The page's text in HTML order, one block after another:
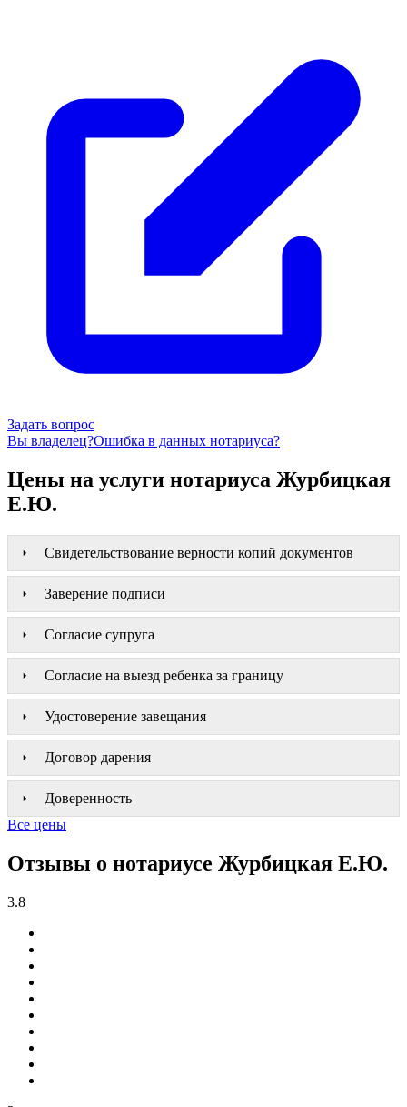
Задать вопрос
Вы владелец?Ошибка в данных нотариуса?
Цены на услуги нотариуса Журбицкая
Е.Ю.
Свидетельствование верности копий документов
Заверение подписи
Согласие супруга
Согласие на выезд ребенка за границу
Удостоверение завещания
Договор дарения
Доверенность
Все цены
Отзывы о нотариусе Журбицкая Е.Ю.
3.8